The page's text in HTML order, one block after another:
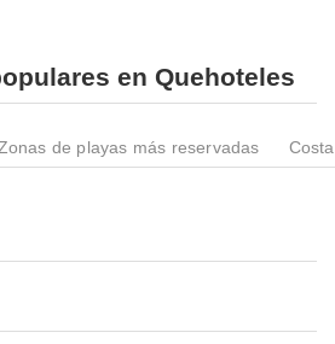
en Quehoteles
de playas más reservadas